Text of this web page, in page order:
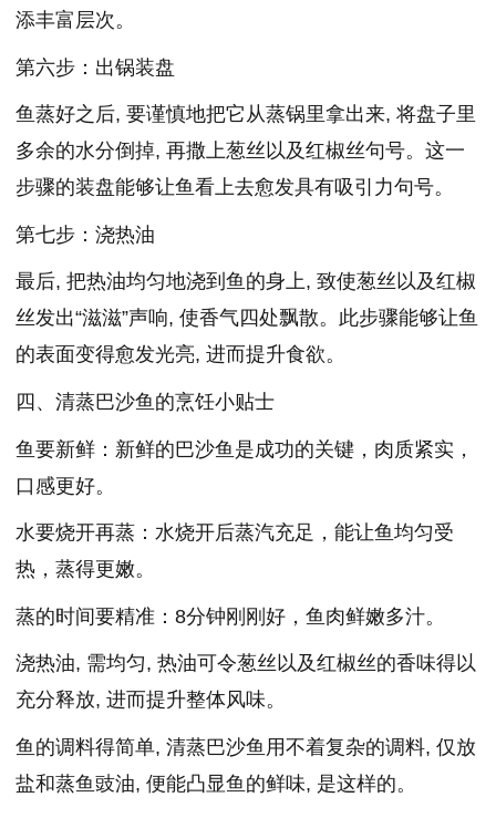
添丰富层次。
第六步：出锅装盘
鱼蒸好之后, 要谨慎地把它从蒸锅里拿出来, 将盘子里
多余的水分倒掉, 再撒上葱丝以及红椒丝句号。这一
步骤的装盘能够让鱼看上去愈发具有吸引力句号。
第七步：浇热油
最后, 把热油均匀地浇到鱼的身上, 致使葱丝以及红椒
丝发出“滋滋”声响, 使香气四处飘散。此步骤能够让鱼
的表面变得愈发光亮, 进而提升食欲。
四、清蒸巴沙鱼的烹饪小贴士
鱼要新鲜：新鲜的巴沙鱼是成功的关键，肉质紧实，
口感更好。
水要烧开再蒸：水烧开后蒸汽充足，能让鱼均匀受
热，蒸得更嫩。
蒸的时间要精准：8分钟刚刚好，鱼肉鲜嫩多汁。
浇热油, 需均匀, 热油可令葱丝以及红椒丝的香味得以
充分释放, 进而提升整体风味。
鱼的调料得简单, 清蒸巴沙鱼用不着复杂的调料, 仅放
盐和蒸鱼豉油, 便能凸显鱼的鲜味, 是这样的。